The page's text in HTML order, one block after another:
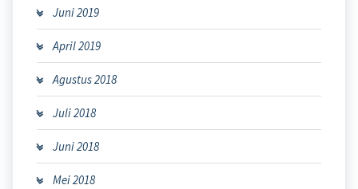
Juni 2019
April 2019
Agustus 2018
Juli 2018
Juni 2018
Mei 2018